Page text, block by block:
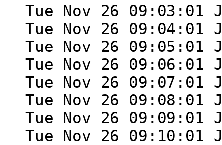
Tue Nov 26 09:03:01
Tue Nov 26 09:04:01
Tue Nov 26 09:05:01
Tue Nov 26 09:06:01
Tue Nov 26 09:07:01
Tue Nov 26 09:08:01
Tue Nov 26 09:09:01
Tue Nov 26 09:10:01